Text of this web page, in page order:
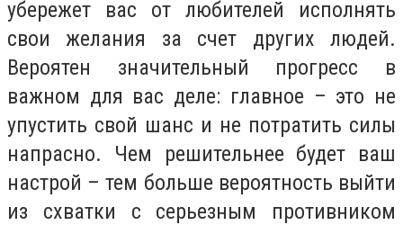
убережет вас от любителей исполнять
свои желания за счет других людей.
Вероятен значительный прогресс в
важном для вас деле: главное – это не
упустить свой шанс и не потратить силы
напрасно. Чем решительнее будет ваш
настрой – тем больше вероятность выйти
из схватки с серьезным противником